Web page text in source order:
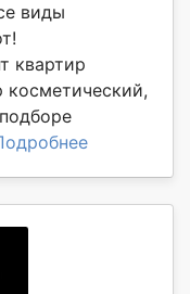
виды
квартир
косметический,